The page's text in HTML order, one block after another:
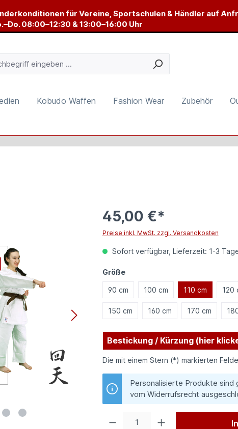
für Vereine, Sportschulen & Händler auf
08:00–12:30 & 13:00–16:00 Uhr
Kobudo Waffen Fashion Wear Zubehör
45,00 €*
Preise inkl. MwSt. zzgl. Versandkosten
Sofort verfügbar, Lieferzeit: 1-3
Größeauswählen
90 cm 100 cm 110 cm 120
150 cm 160 cm 170 cm
Bestickung / Kürzung (hier
Die mit einem Stern (*) markierten
Personalisierte Produkte sind
vom Widerrufsrecht